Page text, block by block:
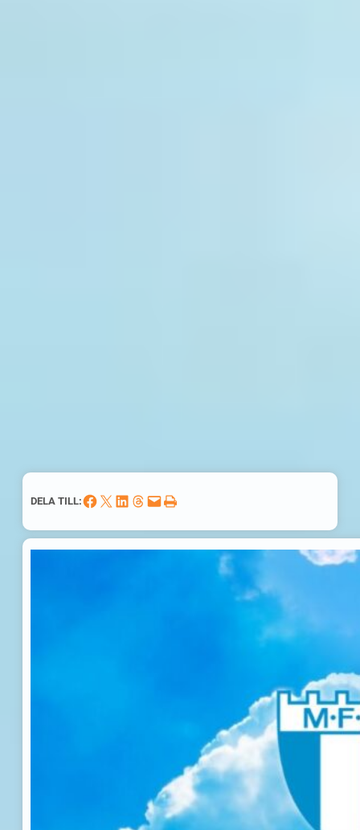
DELA TILL:Dela på Facebook Dela på X Dela på LinkedIn Dela på Threads Skicka denna sida med e-post Skriv ut denna sida